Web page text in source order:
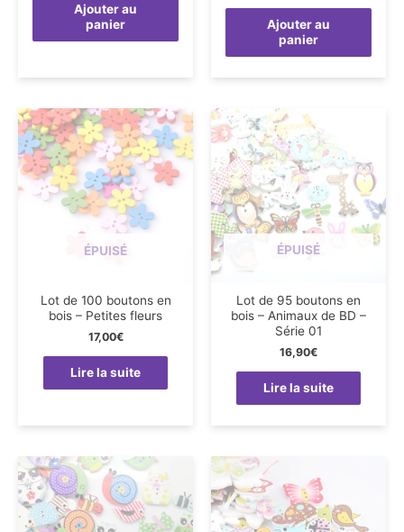
Ajouter au
panier
Ajouter au
panier
ÉPUISÉ
Lot de 100 boutons en
bois – Petites fleurs
17,00€
Lire la suite
ÉPUISÉ
Lot de 95 boutons en
bois – Animaux de BD –
Série 01
16,90€
Lire la suite